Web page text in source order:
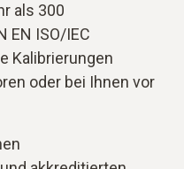
als 300
EN ISO/IEC
Kalibrierungen
oder bei Ihnen vor